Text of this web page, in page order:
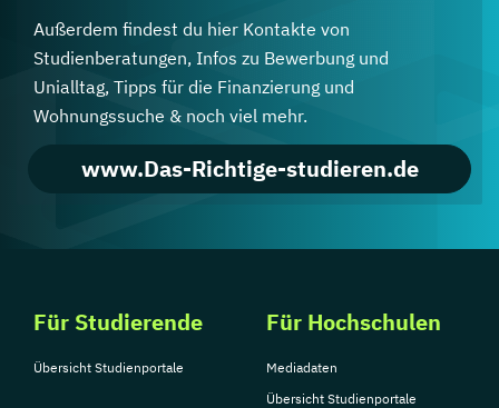
Außerdem findest du hier Kontakte von
Studienberatungen, Infos zu Bewerbung und
Unialltag, Tipps für die Finanzierung und
Wohnungssuche & noch viel mehr.
www.Das-Richtige-studieren.de
Für Studierende
Übersicht Studienportale
Für Hochschulen
Mediadaten
Übersicht Studienportale